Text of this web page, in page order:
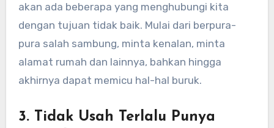
akan ada beberapa yang menghubungi kita
dengan tujuan tidak baik. Mulai dari berpura-
pura salah sambung, minta kenalan, minta
alamat rumah dan lainnya, bahkan hingga
akhirnya dapat memicu hal-hal buruk.
3. Tidak Usah Terlalu Punya